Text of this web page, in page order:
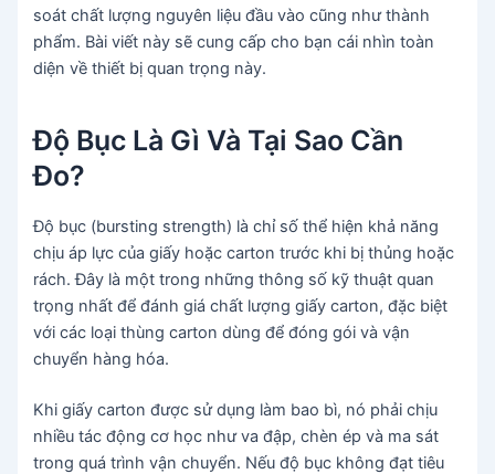
soát chất lượng nguyên liệu đầu vào cũng như thành
phẩm. Bài viết này sẽ cung cấp cho bạn cái nhìn toàn
diện về thiết bị quan trọng này.
Độ Bục Là Gì Và Tại Sao Cần
Đo?
Độ bục (bursting strength) là chỉ số thể hiện khả năng
chịu áp lực của giấy hoặc carton trước khi bị thủng hoặc
rách. Đây là một trong những thông số kỹ thuật quan
trọng nhất để đánh giá chất lượng giấy carton, đặc biệt
với các loại thùng carton dùng để đóng gói và vận
chuyển hàng hóa.
Khi giấy carton được sử dụng làm bao bì, nó phải chịu
nhiều tác động cơ học như va đập, chèn ép và ma sát
trong quá trình vận chuyển. Nếu độ bục không đạt tiêu